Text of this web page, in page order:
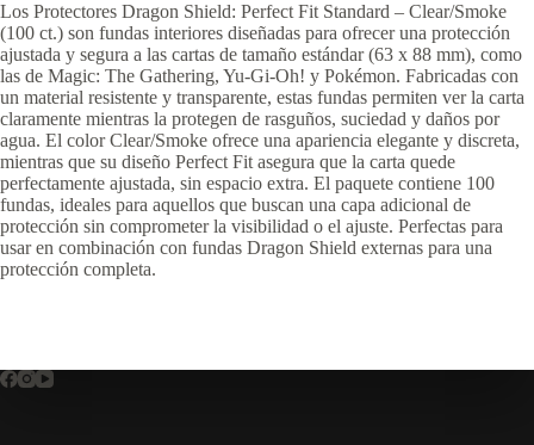
Los Protectores Dragon Shield: Perfect Fit Standard – Clear/Smoke
(100 ct.) son fundas interiores diseñadas para ofrecer una protección
ajustada y segura a las cartas de tamaño estándar (63 x 88 mm), como
las de Magic: The Gathering, Yu-Gi-Oh! y Pokémon. Fabricadas con
un material resistente y transparente, estas fundas permiten ver la carta
claramente mientras la protegen de rasguños, suciedad y daños por
agua. El color Clear/Smoke ofrece una apariencia elegante y discreta,
mientras que su diseño Perfect Fit asegura que la carta quede
perfectamente ajustada, sin espacio extra. El paquete contiene 100
fundas, ideales para aquellos que buscan una capa adicional de
protección sin comprometer la visibilidad o el ajuste. Perfectas para
usar en combinación con fundas Dragon Shield externas para una
protección completa.